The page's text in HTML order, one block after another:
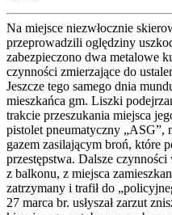
Na miejsce niezwłocznie
przeprowadzili oględziny
zabezpieczono dwa metalowe
czynności zmierzające do
Jeszcze tego samego dnia
mieszkańca gm. Liszki
trakcie przeszukania miejsca
pistolet pneumatyczny
gazem zasilającym broń, które
przestępstwa. Dalsze czynności
z balkonu, z miejsca
zatrzymany i trafił do
27 marca br. usłyszał zarzut